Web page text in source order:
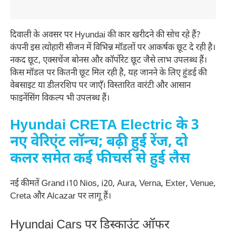
दिवाली के अवसर पर Hyundai की कार खरीदने की सोच रहे हैं?
कंपनी इस त्योहारी सीजन में विभिन्न मॉडलों पर आकर्षक छूट दे रही है।
नकद छूट, एक्सचेंज बोनस और कॉर्पोरेट छूट जैसे लाभ उपलब्ध हैं।
किस मॉडल पर कितनी छूट मिल रही है, यह जानने के लिए हुंडई की
वेबसाइट या डीलरशिप पर जाएँ। विस्तारित वारंटी और आसान
फाइनेंसिंग विकल्प भी उपलब्ध हैं।
Hyundai CRETA Electric के 3
नए वेरिएंट लॉन्च; बढ़ी हुई रेंज, दो
कलर समेत कई फीचर्स से हुई लैस
नई कीमतें Grand i10 Nios, i20, Aura, Verna, Exter, Venue,
Creta और Alcazar पर लागू हैं।
Hyundai Cars पर डिस्काउंट ऑफर